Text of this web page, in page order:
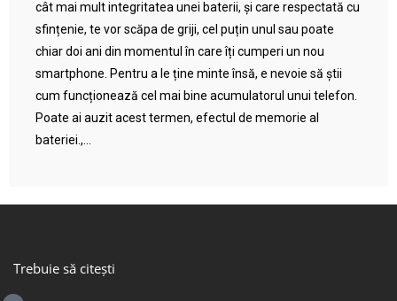
cât mai mult integritatea unei baterii, și care respectată cu
sfințenie, te vor scăpa de griji, cel puțin unul sau poate
chiar doi ani din momentul în care îți cumperi un nou
smartphone. Pentru a le ține minte însă, e nevoie să știi
cum funcționează cel mai bine acumulatorul unui telefon.
Poate ai auzit acest termen, efectul de memorie al
bateriei.,...
Trebuie să citești